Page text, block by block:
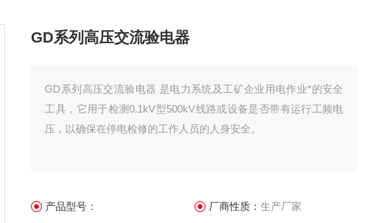
GD系列高压交流验电器
GD系列高压交流验电器 是电力系统及工矿企业用电作业*的安全
工具，它用于检测0.1kV型500kV线路或设备是否带有运行工频电
压，以确保在停电检修的工作人员的人身安全。
产品型号： 厂商性质： 生产厂家